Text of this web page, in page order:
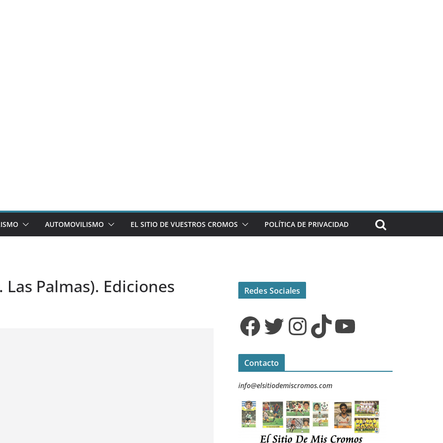
AUTOMOVILISMO EL SITIO DE VUESTROS CROMOS POLÍTICA DE PRIVACIDAD
Las Palmas). Ediciones
Redes Sociales
Facebook Twitter InstagramTikTok YouTube
Contacto
info@elsitiodemiscromos.com